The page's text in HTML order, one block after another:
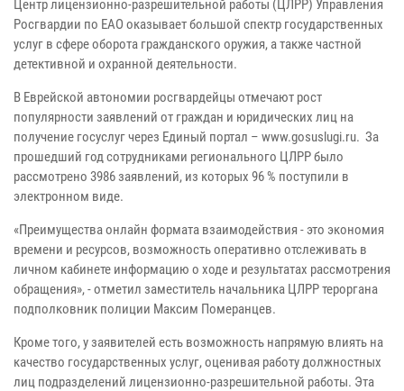
Центр лицензионно-разрешительной работы (ЦЛРР) Управления
Росгвардии по ЕАО оказывает большой спектр государственных
услуг в сфере оборота гражданского оружия, а также частной
детективной и охранной деятельности.
В Еврейской автономии росгвардейцы отмечают рост
популярности заявлений от граждан и юридических лиц на
получение госуслуг через Единый портал – www.gosuslugi.ru. За
прошедший год сотрудниками регионального ЦЛРР было
рассмотрено 3986 заявлений, из которых 96 % поступили в
электронном виде.
«Преимущества онлайн формата взаимодействия - это экономия
времени и ресурсов, возможность оперативно отслеживать в
личном кабинете информацию о ходе и результатах рассмотрения
обращения», - отметил заместитель начальника ЦЛРР тероргана
подполковник полиции Максим Померанцев.
Кроме того, у заявителей есть возможность напрямую влиять на
качество государственных услуг, оценивая работу должностных
лиц подразделений лицензионно-разрешительной работы. Эта